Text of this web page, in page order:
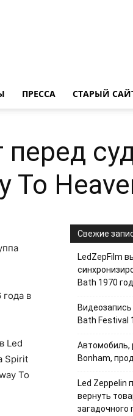
ПРЕССА СТАРЫЙ
перед
To
в
Led
Spirit
To
Свежие
LedZepFilm
Bath 1970
Bath Festival
Автомобиль,
Bonham,
Led Zeppelin
вернуть
загадочного